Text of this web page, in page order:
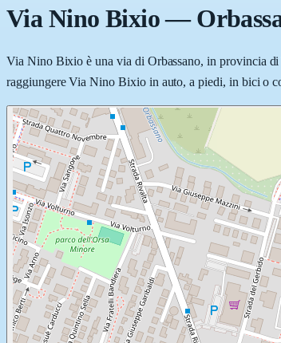
Via Nino Bixio—
Via Nino Bixio è una via di Orbassano, in provincia
raggiungere Via Nino Bixio in auto, a piedi, in bici o